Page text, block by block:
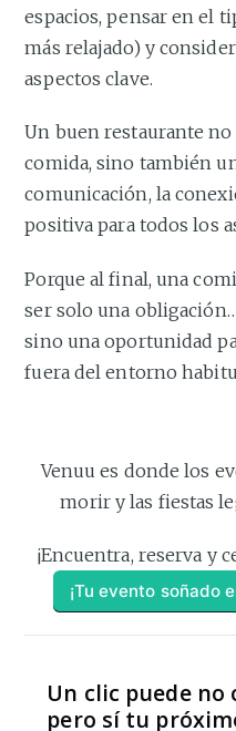
espacios, pensar en el
más relajado) y
aspectos clave.
Un buen restaurante
comida, sino también
comunicación, la
positiva para todos los
Porque al final, una
ser solo una
sino una oportunidad
fuera del entorno
Venuu es donde los
morir y las fiestas
¡Encuentra, reserva y
¡Tu evento soñado
Un clic puede
pero sí tu